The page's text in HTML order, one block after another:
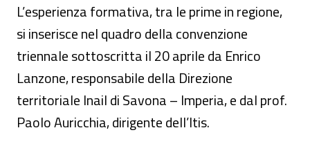
L’esperienza formativa, tra le prime in regione,
si inserisce nel quadro della convenzione
triennale sottoscritta il 20 aprile da Enrico
Lanzone, responsabile della Direzione
territoriale Inail di Savona – Imperia, e dal prof.
Paolo Auricchia, dirigente dell’Itis.